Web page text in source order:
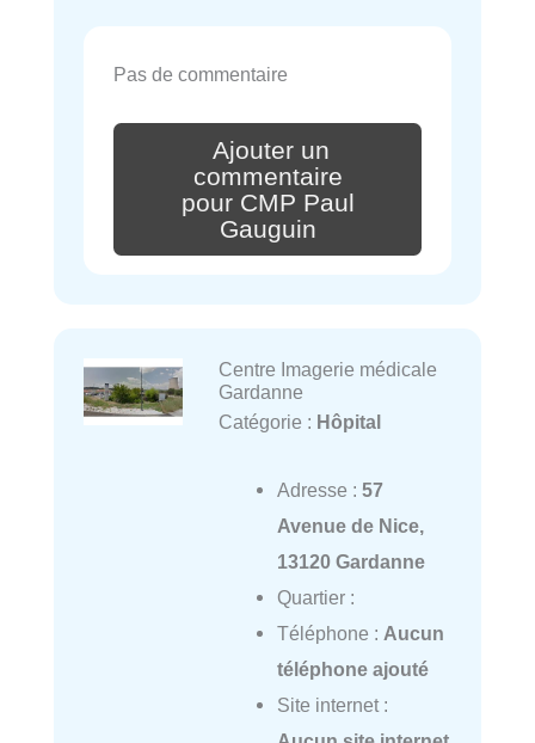
Pas de commentaire
Ajouter un
commentaire
pour CMP Paul
Gauguin
Centre Imagerie médicale
Gardanne
Catégorie : Hôpital
Adresse : 57
Avenue de Nice,
13120 Gardanne
Quartier :
Téléphone : Aucun
téléphone ajouté
Site internet :